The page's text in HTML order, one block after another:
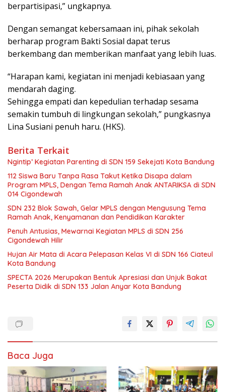
berpartisipasi,” ungkapnya.
Dengan semangat kebersamaan ini, pihak sekolah
berharap program Bakti Sosial dapat terus
berkembang dan memberikan manfaat yang lebih luas.
“Harapan kami, kegiatan ini menjadi kebiasaan yang
mendarah daging.
Sehingga empati dan kepedulian terhadap sesama
semakin tumbuh di lingkungan sekolah,” pungkasnya
Lina Susiani penuh haru. (HKS).
Berita Terkait
Ngintip’ Kegiatan Parenting di SDN 159 Sekejati Kota Bandung
112 Siswa Baru Tanpa Rasa Takut Ketika Disapa dalam
Program MPLS, Dengan Tema Ramah Anak ANTARIKSA di SDN
014 Cigondewah
SDN 232 Blok Sawah, Gelar MPLS dengan Mengusung Tema
Ramah Anak, Kenyamanan dan Pendidikan Karakter
Penuh Antusias, Mewarnai Kegiatan MPLS di SDN 256
Cigondewah Hilir
Hujan Air Mata di Acara Pelepasan Kelas VI di SDN 166 Ciateul
Kota Bandung
SPECTA 2026 Merupakan Bentuk Apresiasi dan Unjuk Bakat
Peserta Didik di SDN 133 Jalan Anyar Kota Bandung
Baca Juga